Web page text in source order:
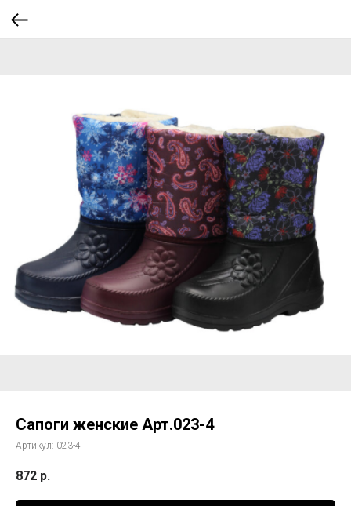
Сапоги женские Арт.023-4
Артикул: 023-4
872 р.